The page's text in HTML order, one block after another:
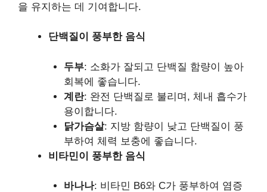
을 유지하는 데 기여합니다.
단백질이 풍부한 음식
두부: 소화가 잘되고 단백질 함량이 높아
회복에 좋습니다.
계란: 완전 단백질로 불리며, 체내 흡수가
용이합니다.
닭가슴살: 지방 함량이 낮고 단백질이 풍
부하여 체력 보충에 좋습니다.
비타민이 풍부한 음식
바나나: 비타민 B6와 C가 풍부하여 염증